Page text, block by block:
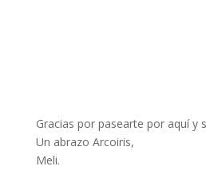
Gracias por pasearte por aquí y
Un abrazo Arcoiris,
Meli.